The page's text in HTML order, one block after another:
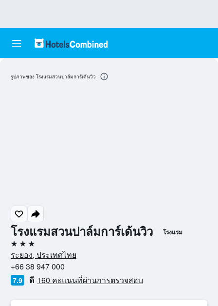
โรงแรมสวนปาล์มการ์เด้นวิว โรงแรม
3 ดาว
ระยอง, ประเทศไทย
+66 38 947 000
7.9 ดี 160 คะแนนที่ผ่านการตรวจสอบ
รูปภาพของ โรงแรมสวนปาล์มการ์เด้นวิว